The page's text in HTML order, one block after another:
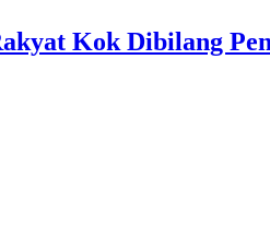
Kok Dibilang